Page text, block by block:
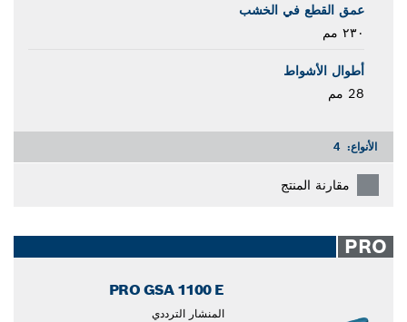
عمق القطع في الخشب
٢٣٠ مم
أطوال الأشواط
28 مم
الأنواع: 4
مقارنة المنتج
PRO
PRO GSA 1100 E
المنشار الترددي